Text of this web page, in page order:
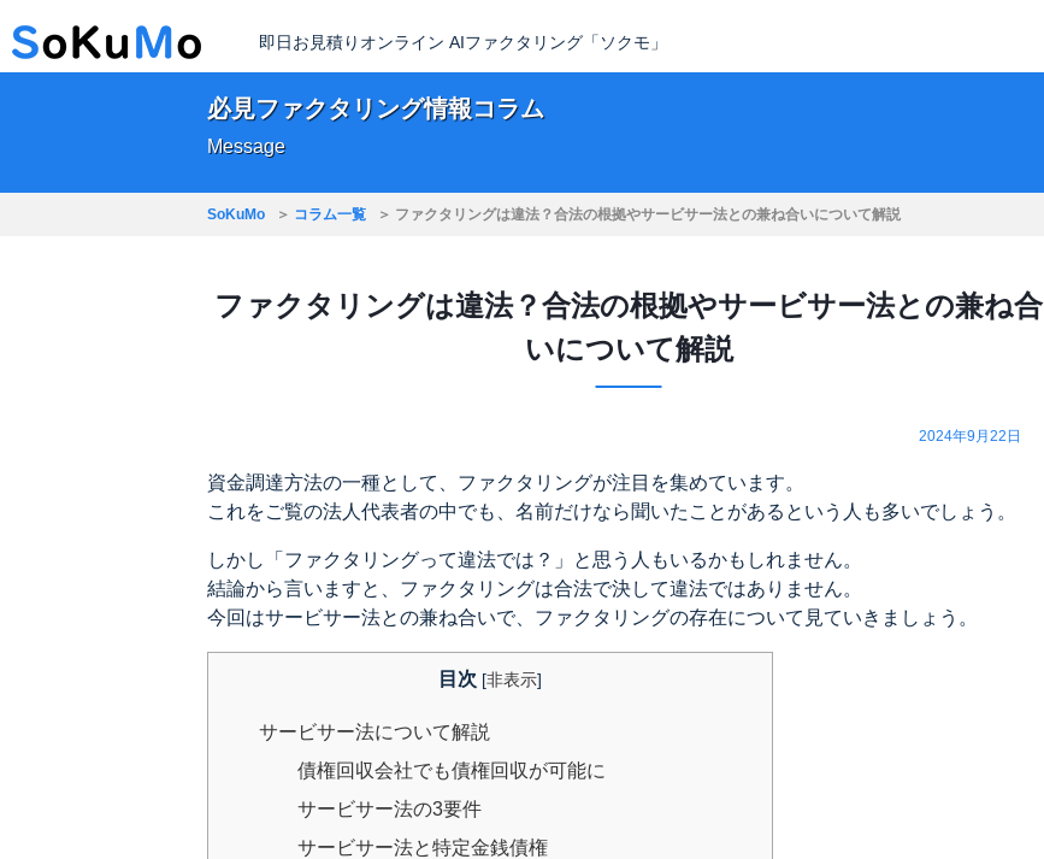
即日お見積りオンライン AIファクタリング「ソクモ」
必見ファクタリング情報コラム
Message
SoKuMo コラム一覧 ファクタリングは違法？合法の根拠やサービサー法との兼ね合いについて解説
ファクタリングは違法？合法の根拠やサービサー法との兼ね合
いについて解説
2024年9月22日
資金調達方法の一種として、ファクタリングが注目を集めています。
これをご覧の法人代表者の中でも、名前だけなら聞いたことがあるという人も多いでしょう。
しかし「ファクタリングって違法では？」と思う人もいるかもしれません。
結論から言いますと、ファクタリングは合法で決して違法ではありません。
今回はサービサー法との兼ね合いで、ファクタリングの存在について見ていきましょう。
目次 [非表示]
サービサー法について解説
債権回収会社でも債権回収が可能に
サービサー法の3要件
サービサー法と特定金銭債権